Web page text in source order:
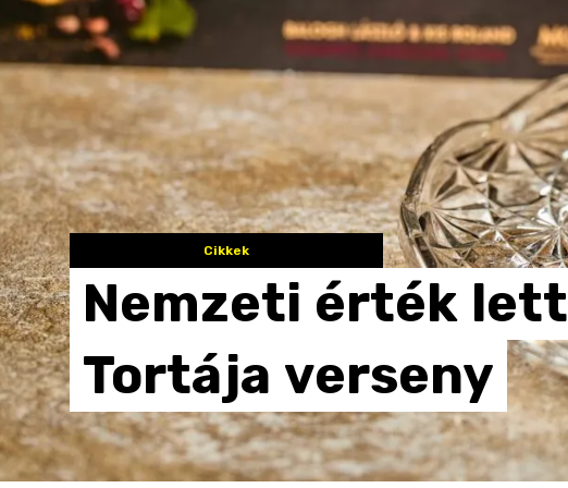
Cikkek
Nemzeti érték lett
Tortája verseny